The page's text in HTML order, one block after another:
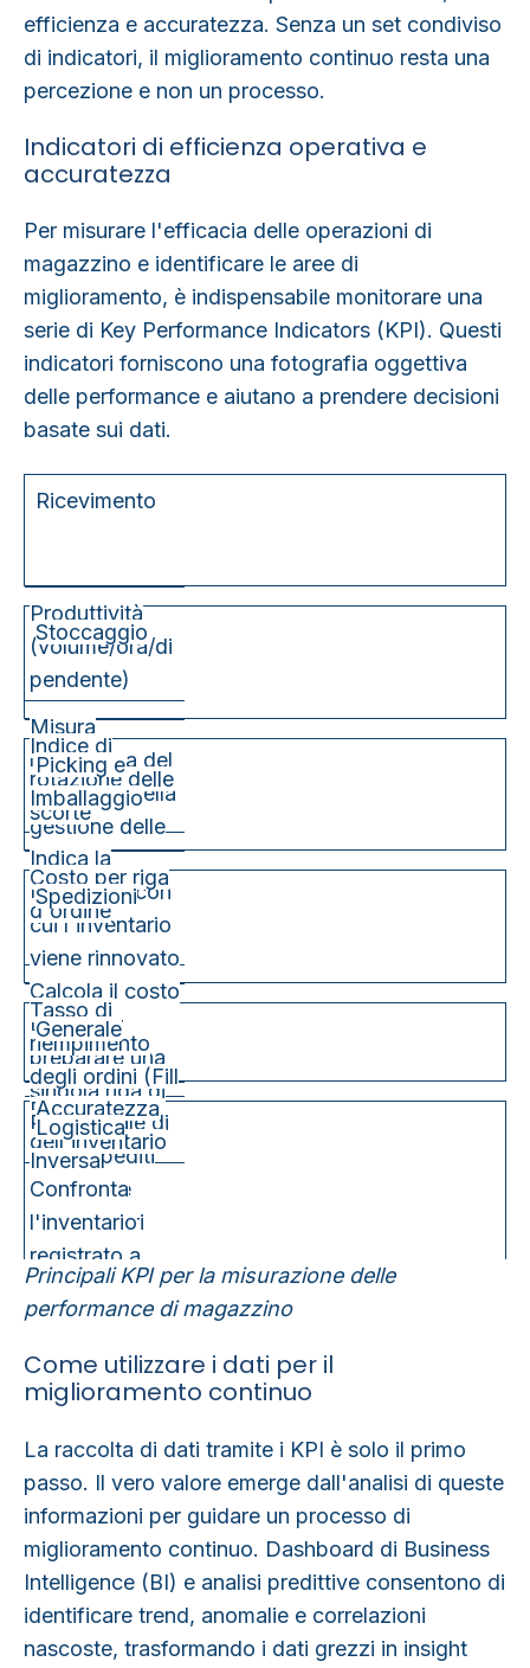
efficienza e accuratezza. Senza un set condiviso
di indicatori, il miglioramento continuo resta una
percezione e non un processo.
Indicatori di efficienza operativa e
accuratezza
Per misurare l'efficacia delle operazioni di
magazzino e identificare le aree di
miglioramento, è indispensabile monitorare una
serie di Key Performance Indicators (KPI). Questi
indicatori forniscono una fotografia oggettiva
delle performance e aiutano a prendere decisioni
basate sui dati.
Area diprocesso
Ricevimento
Produttività
(volume/ora/di
pendente)
Misura
l'efficienza del
personale nella
gestione delle
merci in
entrata.
Stoccaggio
Indice di
rotazione delle
scorte
Indica la
frequenza con
cui l'inventario
viene rinnovato
in un periodo.
Picking e
Imballaggio
Costo per riga
d'ordine
Calcola il costo
totale per
preparare una
singola riga di
un ordine
cliente.
Spedizioni
Tasso di
riempimento
degli ordini (Fill
Rate)
Percentuale di
ordini spediti
completi e
senza errori
rispetto al
totale.
Generale
Accuratezza
dell'inventario
Confronta
l'inventario
registrato a
sistema con
quello fisico
reale.
Logistica
Inversa
Tasso di reso
Misura la
percentuale di
unità restituite
rispetto a
quelle vendute,
un indicatore
Principali KPI per la misurazione delle
performance di magazzino
Come utilizzare i dati per il
miglioramento continuo
La raccolta di dati tramite i KPI è solo il primo
passo. Il vero valore emerge dall'analisi di queste
informazioni per guidare un processo di
miglioramento continuo. Dashboard di Business
Intelligence (BI) e analisi predittive consentono di
identificare trend, anomalie e correlazioni
nascoste, trasformando i dati grezzi in insight